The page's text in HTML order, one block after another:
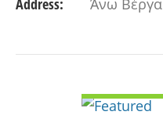
Address: Άνω Βέργα